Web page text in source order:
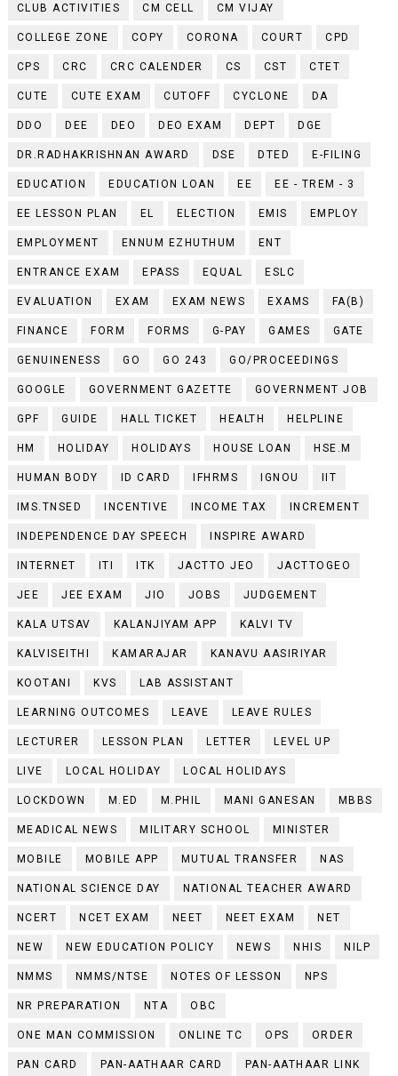
CLUB ACTIVITIES CM CELL CM VIJAY
COLLEGE ZONE COPY CORONA COURT CPD
CPS CRC CRC CALENDER CS CST CTET
CUTE CUTE EXAM CUTOFF CYCLONE DA
DDO DEE DEO DEO EXAM DEPT DGE
DR.RADHAKRISHNAN AWARD DSE DTED E-FILING
EDUCATION EDUCATION LOAN EE EE - TREM - 3
EE LESSON PLAN EL ELECTION EMIS EMPLOY
EMPLOYMENT ENNUM EZHUTHUM ENT
ENTRANCE EXAM EPASS EQUAL ESLC
EVALUATION EXAM EXAM NEWS EXAMS FA(B)
FINANCE FORM FORMS G-PAY GAMES GATE
GENUINENESS GO GO 243 GO/PROCEEDINGS
GOOGLE GOVERNMENT GAZETTE GOVERNMENT JOB
GPF GUIDE HALL TICKET HEALTH HELPLINE
HM HOLIDAY HOLIDAYS HOUSE LOAN HSE.M
HUMAN BODY ID CARD IFHRMS IGNOU IIT
IMS.TNSED INCENTIVE INCOME TAX INCREMENT
INDEPENDENCE DAY SPEECH INSPIRE AWARD
INTERNET ITI ITK JACTTO JEO JACTTOGEO
JEE JEE EXAM JIO JOBS JUDGEMENT
KALA UTSAV KALANJIYAM APP KALVI TV
KALVISEITHI KAMARAJAR KANAVU AASIRIYAR
KOOTANI KVS LAB ASSISTANT
LEARNING OUTCOMES LEAVE LEAVE RULES
LECTURER LESSON PLAN LETTER LEVEL UP
LIVE LOCAL HOLIDAY LOCAL HOLIDAYS
LOCKDOWN M.ED M.PHIL MANI GANESAN MBBS
MEADICAL NEWS MILITARY SCHOOL MINISTER
MOBILE MOBILE APP MUTUAL TRANSFER NAS
NATIONAL SCIENCE DAY NATIONAL TEACHER AWARD
NCERT NCET EXAM NEET NEET EXAM NET
NEW NEW EDUCATION POLICY NEWS NHIS NILP
NMMS NMMS/NTSE NOTES OF LESSON NPS
NR PREPARATION NTA OBC
ONE MAN COMMISSION ONLINE TC OPS ORDER
PAN CARD PAN-AATHAAR CARD PAN-AATHAAR LINK